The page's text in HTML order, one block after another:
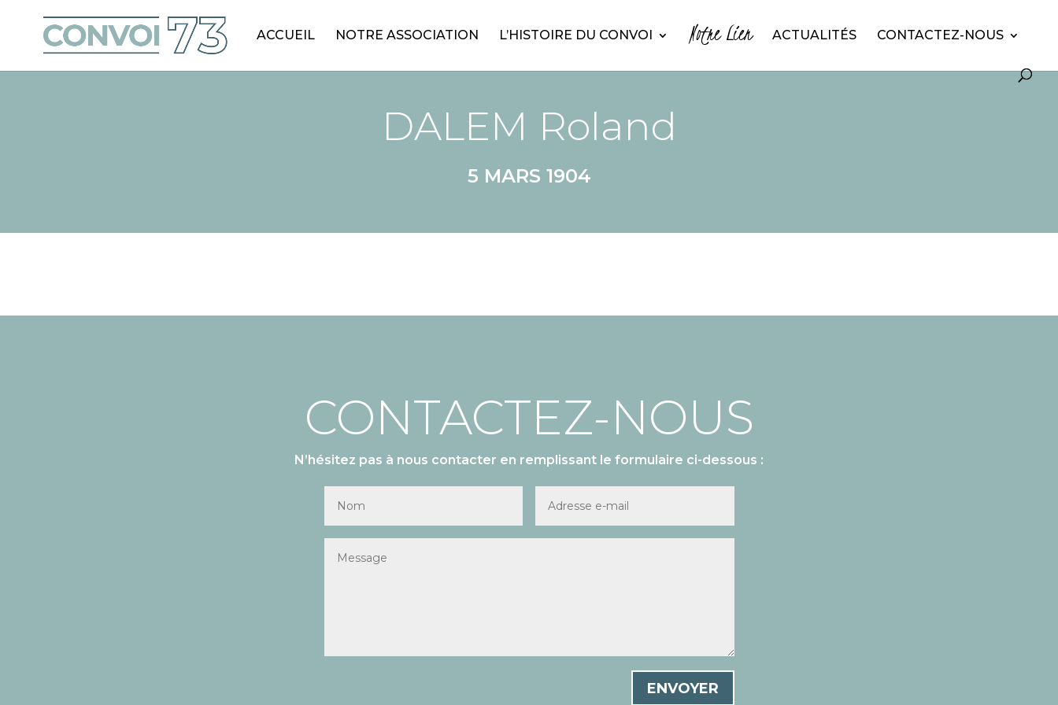
ACCUEIL NOTRE ASSOCIATION L’HISTOIRE DU CONVOI Notre Lien ACTUALITÉS CONTACTEZ-NOUS
DALEM Roland
5 MARS 1904
CONTACTEZ-NOUS
N’hésitez pas à nous contacter en remplissant le formulaire ci-dessous :
ENVOYER